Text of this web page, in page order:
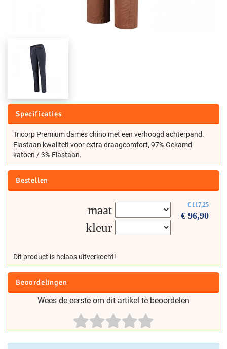
Specificaties
Tricorp Premium dames chino met een verhoogd achterpand.
Elastaan kwaliteit voor extra draagcomfort, 97% Gekamd
katoen / 3% Elastaan.
Bestellen
€ 117,25
€ 96,90
maat
kleur
Dit product is helaas uitverkocht!
Beoordelingen
Wees de eerste om dit artikel te beoordelen